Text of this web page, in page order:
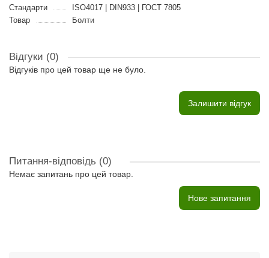
Стандарти
ISO4017 | DIN933 | ГОСТ 7805
Товар
Болти
Відгуки (0)
Відгуків про цей товар ще не було.
Залишити відгук
Питання-відповідь (0)
Немає запитань про цей товар.
Нове запитання